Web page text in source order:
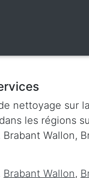
nettoyage sur la
les régions
Brabant Wallon,
Brabant Wallon,